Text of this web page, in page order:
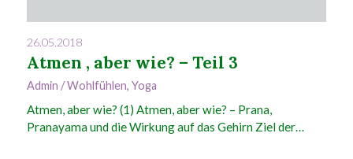
26.05.2018
Atmen , aber wie? – Teil 3
Admin /Wohlfühlen, Yoga
Atmen, aber wie? (1) Atmen, aber wie? – Prana,
Pranayama und die Wirkung auf das Gehirn Ziel der…